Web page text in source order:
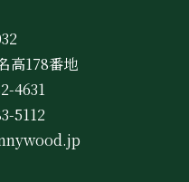
高178番地
4631
5112